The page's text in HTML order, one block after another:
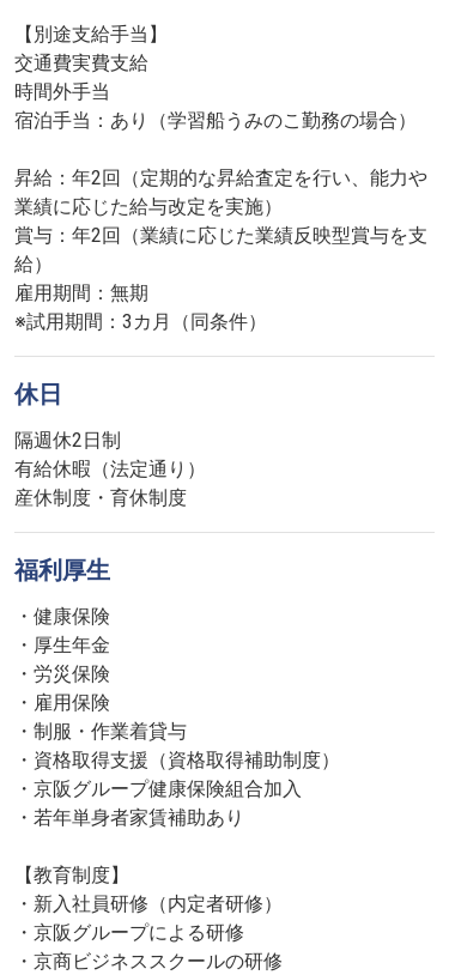
【別途支給手当】
交通費実費支給
時間外手当
宿泊手当：あり（学習船うみのこ勤務の場合）
昇給：年2回（定期的な昇給査定を行い、能力や
業績に応じた給与改定を実施）
賞与：年2回（業績に応じた業績反映型賞与を支
給）
雇用期間：無期
※試用期間：3カ月（同条件）
休日
隔週休2日制
有給休暇（法定通り）
産休制度・育休制度
福利厚生
・健康保険
・厚生年金
・労災保険
・雇用保険
・制服・作業着貸与
・資格取得支援（資格取得補助制度）
・京阪グループ健康保険組合加入
・若年単身者家賃補助あり
【教育制度】
・新入社員研修（内定者研修）
・京阪グループによる研修
・京商ビジネススクールの研修